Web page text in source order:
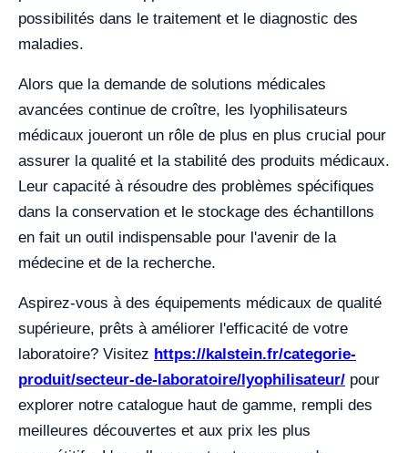
possibilités dans le traitement et le diagnostic des
maladies.
Alors que la demande de solutions médicales
avancées continue de croître, les lyophilisateurs
médicaux joueront un rôle de plus en plus crucial pour
assurer la qualité et la stabilité des produits médicaux.
Leur capacité à résoudre des problèmes spécifiques
dans la conservation et le stockage des échantillons
en fait un outil indispensable pour l'avenir de la
médecine et de la recherche.
Aspirez-vous à des équipements médicaux de qualité
supérieure, prêts à améliorer l'efficacité de votre
laboratoire? Visitez https://kalstein.fr/categorie-
produit/secteur-de-laboratoire/lyophilisateur/ pour
explorer notre catalogue haut de gamme, rempli des
meilleures découvertes et aux prix les plus